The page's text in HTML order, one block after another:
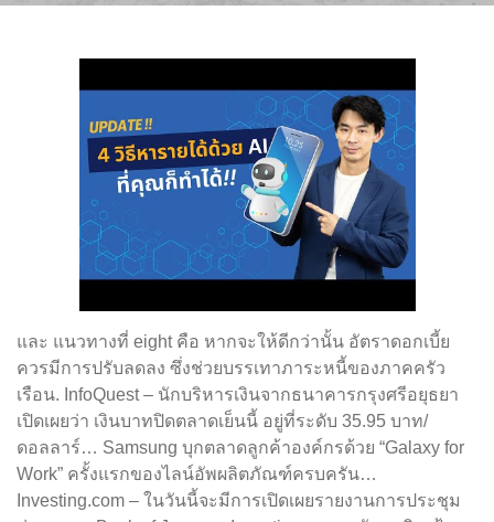
และ แนวทางที่ eight คือ หากจะให้ดีกว่านั้น อัตราดอกเบี้ย
ควรมีการปรับลดลง ซึ่งช่วยบรรเทาภาระหนี้ของภาคครัว
เรือน. InfoQuest – นักบริหารเงินจากธนาคารกรุงศรีอยุธยา
เปิดเผยว่า เงินบาทปิดตลาดเย็นนี้ อยู่ที่ระดับ 35.95 บาท/
ดอลลาร์… Samsung บุกตลาดลูกค้าองค์กรด้วย “Galaxy for
Work” ครั้งแรกของไลน์อัพผลิตภัณฑ์ครบครัน…
Investing.com – ในวันนี้จะมีการเปิดเผยรายงานการประชุม